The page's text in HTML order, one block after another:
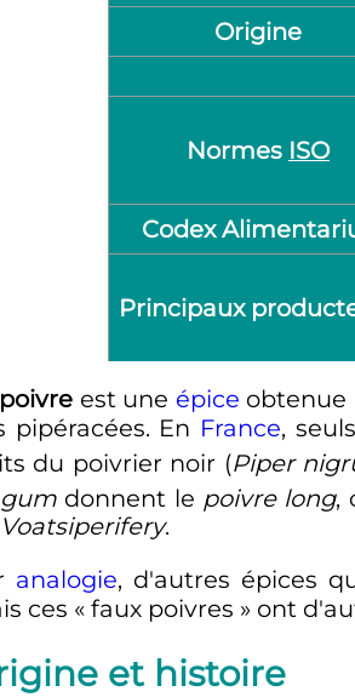
Origine
Normes ISO
Codex
Principaux
poivre est une épice obtenue
pipéracées. En France,
du poivrier noir (Piper
donnent le poivre long,
.
analogie, d'autres épices
ces « faux poivres » ont
et histoire